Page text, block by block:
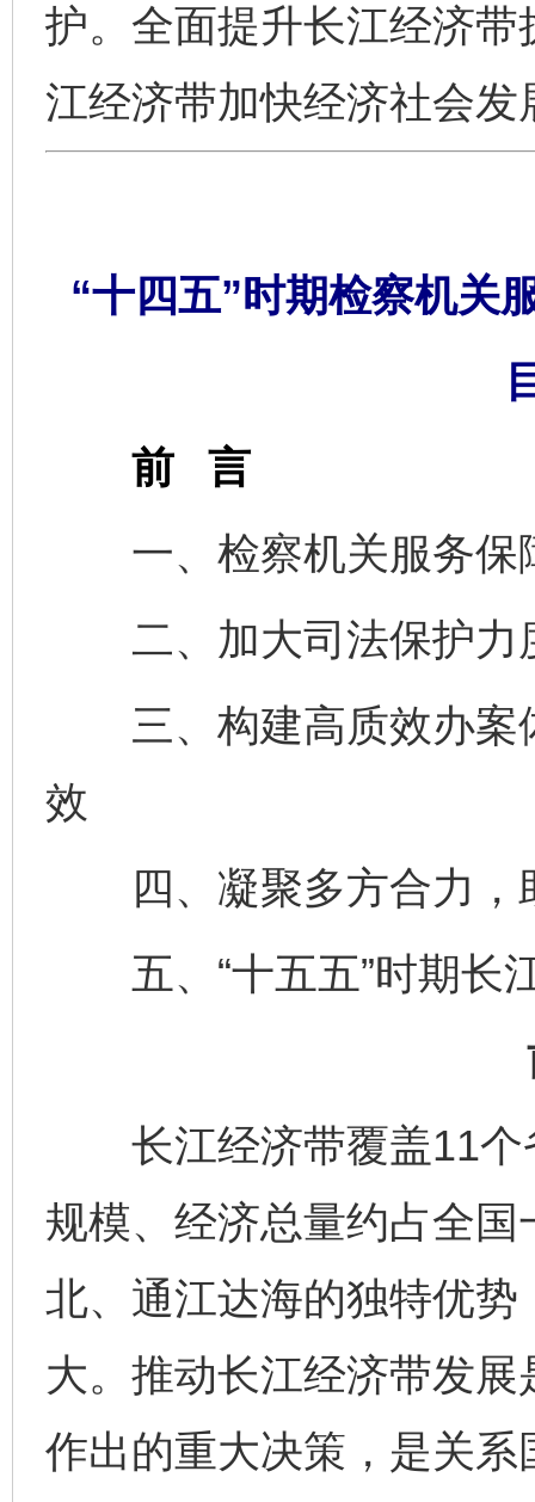
护。全面提升长江经济
江经济带加快经济社会
“十四五”时期检察机关
前 言
一、检察机关服务保
二、加大司法保护力
三、构建高质效办案
效
四、凝聚多方合力，
五、“十五五”时期长
长江经济带覆盖11个
规模、经济总量约占全
北、通江达海的独特优
大。推动长江经济带发
作出的重大决策，是关